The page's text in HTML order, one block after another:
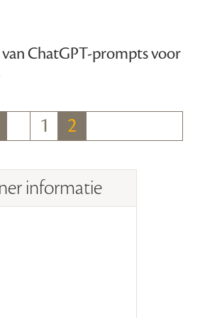
ChatGPT-prompts voor
1 2
informatie